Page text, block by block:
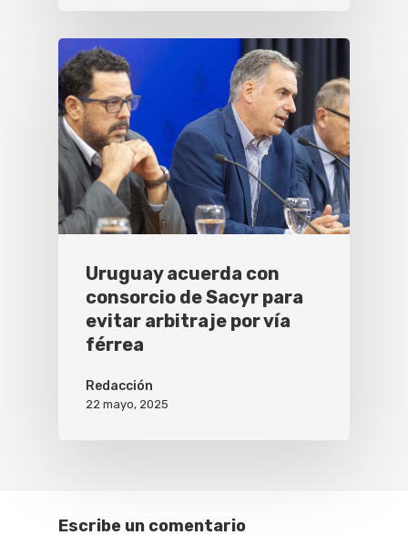
Uruguay acuerda con
consorcio de Sacyr para
evitar arbitraje por vía
férrea
Redacción
22 mayo, 2025
Escribe un comentario